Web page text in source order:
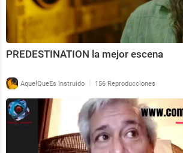
PREDESTINATION la mejor escena
AquelQueEs Instruido | 156 Reproducciones